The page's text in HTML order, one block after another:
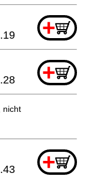
+
+
bestellbar
+